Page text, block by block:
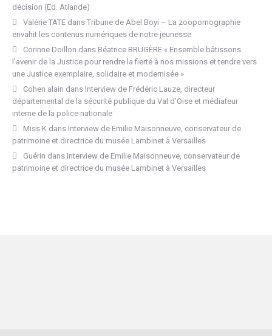
décision (Ed. Atlande)
Valérie TATE dans Tribune de Abel Boyi – La zoopornographie
envahit les contenus numériques de notre jeunesse
Corinne Doillon dans Béatrice BRUGÈRE « Ensemble bâtissons
l’avenir de la Justice pour rendre la fierté à nos missions et tendre vers
une Justice exemplaire, solidaire et modernisée »
Cohen alain dans Interview de Frédéric Lauze, directeur
départemental de la sécurité publique du Val d’Oise et médiateur
interne de la police nationale
Miss K dans Interview de Emilie Maisonneuve, conservateur de
patrimoine et directrice du musée Lambinet à Versailles
Guérin dans Interview de Emilie Maisonneuve, conservateur de
patrimoine et directrice du musée Lambinet à Versailles